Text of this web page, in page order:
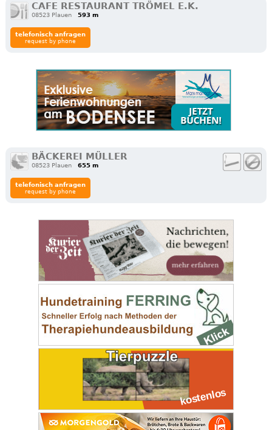
CAFE RESTAURANT TRÖMEL E.K.
08523 Plauen 593 m
telefonisch anfragen
request by phone
BÄCKEREI MÜLLER
08523 Plauen 655 m
telefonisch anfragen
request by phone